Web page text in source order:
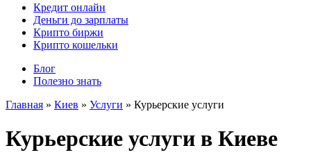
Кредит онлайн
Деньги до зарплаты
Крипто биржи
Крипто кошельки
Блог
Полезно знать
Главная » Киев » Услуги » Курьерские услуги
Курьерские услуги в Киеве